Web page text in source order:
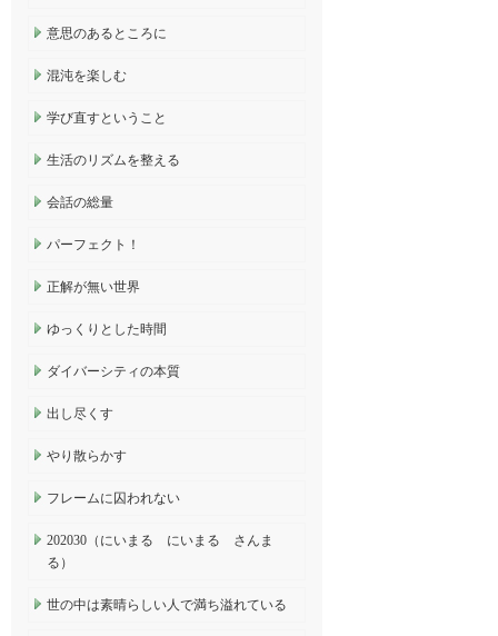
意思のあるところに
混沌を楽しむ
学び直すということ
生活のリズムを整える
会話の総量
パーフェクト！
正解が無い世界
ゆっくりとした時間
ダイバーシティの本質
出し尽くす
やり散らかす
フレームに囚われない
202030（にいまる にいまる さんま
る）
世の中は素晴らしい人で満ち溢れている